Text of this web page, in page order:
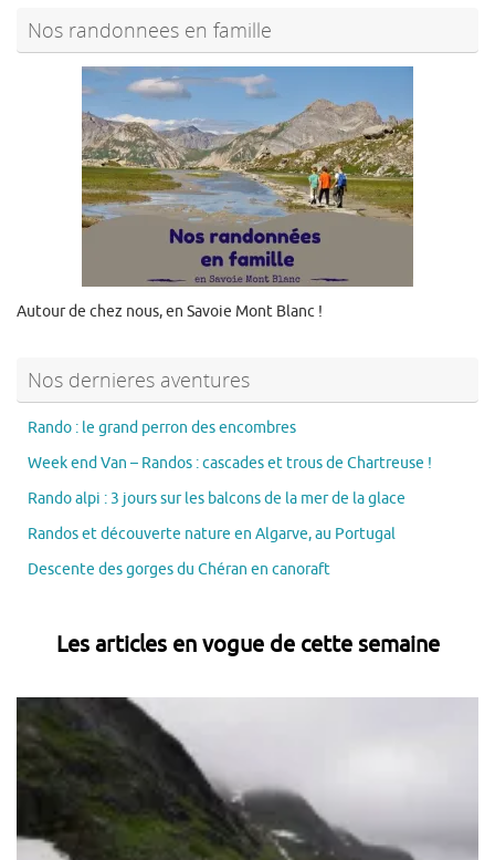
Nos randonnees en famille
Autour de chez nous, en Savoie Mont Blanc !
Nos dernieres aventures
Rando : le grand perron des encombres
Week end Van – Randos : cascades et trous de Chartreuse !
Rando alpi : 3 jours sur les balcons de la mer de la glace
Randos et découverte nature en Algarve, au Portugal
Descente des gorges du Chéran en canoraft
Les articles en vogue de cette semaine